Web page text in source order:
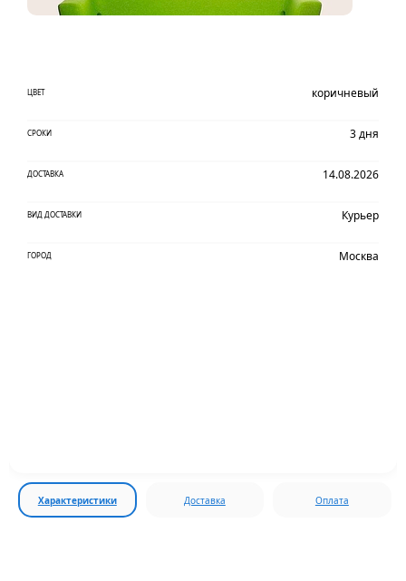
ЦВЕТ коричневый
СРОКИ 3 дня
ДОСТАВКА 14.08.2026
ВИД ДОСТАВКИ Курьер
ГОРОД Москва
Характеристики Доставка Оплата